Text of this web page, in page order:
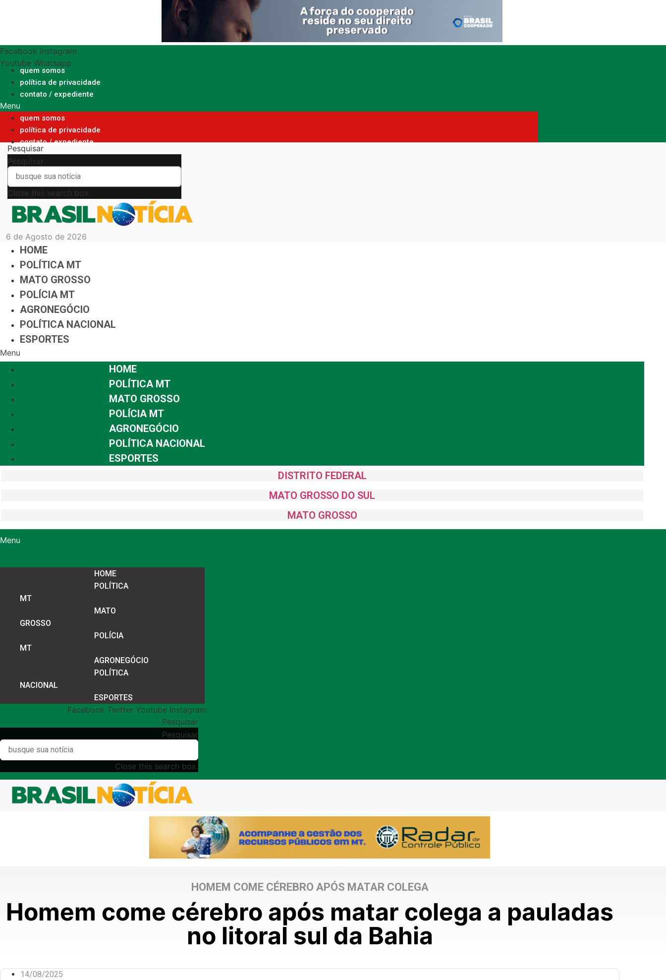
Facebook Instagram
Youtube Whatsapp
quem somos
política de privacidade
contato / expediente
Menu
quem somos
política de privacidade
contato / expediente
Pesquisar
Pesquisar
Close this search box.
6 de Agosto de 2026
HOME
POLÍTICA MT
MATO GROSSO
POLÍCIA MT
AGRONEGÓCIO
POLÍTICA NACIONAL
ESPORTES
Menu
HOME
POLÍTICA MT
MATO GROSSO
POLÍCIA MT
AGRONEGÓCIO
POLÍTICA NACIONAL
ESPORTES
DISTRITO FEDERAL
MATO GROSSO DO SUL
MATO GROSSO
Menu
HOME
POLÍTICA
MT
MATO
GROSSO
POLÍCIA
MT
AGRONEGÓCIO
POLÍTICA
NACIONAL
ESPORTES
Facebook Twitter Youtube Instagram
Pesquisar
Pesquisar
Close this search box.
HOMEM COME CÉREBRO APÓS MATAR COLEGA
Homem come cérebro após matar colega a pauladas
no litoral sul da Bahia
14/08/2025